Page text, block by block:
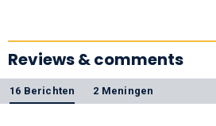
Reviews & comments
16 Berichten 2 Meningen